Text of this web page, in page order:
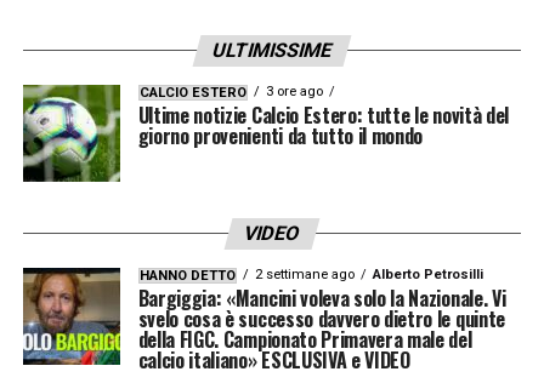
ULTIMISSIME
CALCIO ESTERO 3 ore ago
Ultime notizie Calcio Estero: tutte le novità del
giorno provenienti da tutto il mondo
VIDEO
HANNO DETTO 2 settimane ago Alberto Petrosilli
Bargiggia: «Mancini voleva solo la Nazionale. Vi
svelo cosa è successo davvero dietro le quinte
della FIGC. Campionato Primavera male del
calcio italiano» ESCLUSIVA e VIDEO